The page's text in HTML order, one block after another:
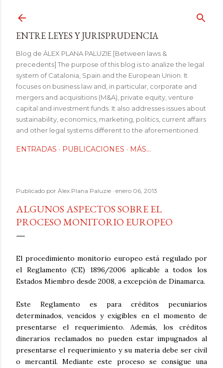
ENTRE LEYES Y JURISPRUDENCIA
Blog de ÀLEX PLANA PALUZIE [Between laws &
precedents] The purpose of this blog is to analize the legal
system of Catalonia, Spain and the European Union. It
focuses on business law and, in particular, corporate and
mergers and acquisitions (M&A), private equity, venture
capital and investment funds. It also addresses issues about
sustainability, economics, marketing, politics, current affairs
and other legal systems different to the aforementioned.
ENTRADAS PUBLICACIONES MÁS…
Publicado por Àlex Plana Paluzie enero 06, 2013
ALGUNOS ASPECTOS SOBRE EL
PROCESO MONITORIO EUROPEO
El procedimiento monitorio europeo está regulado por
el Reglamento (CE) 1896/2006 aplicable a todos los
Estados Miembro desde 2008, a excepción de Dinamarca.
Este Reglamento es para créditos pecuniarios
determinados, vencidos y exigibles en el momento de
presentarse el requerimiento. Además, los créditos
dinerarios reclamados no pueden estar impugnados al
presentarse el requerimiento y su materia debe ser civil
o mercantil. Mediante este proceso se consigue una